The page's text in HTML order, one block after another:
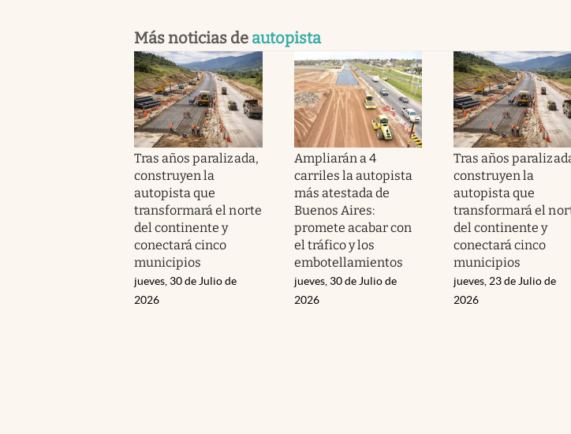
Más noticias de autopista
Tras años paralizada,
construyen la
autopista que
transformará el norte
del continente y
conectará cinco
municipios
jueves, 30 de Julio de
2026
Ampliarán a 4
carriles la autopista
más atestada de
Buenos Aires:
promete acabar con
el tráfico y los
embotellamientos
jueves, 30 de Julio de
2026
Tras años
construyen la
autopista que
transformará el
del continente y
conectará cinco
municipios
jueves, 23 de Julio de
2026